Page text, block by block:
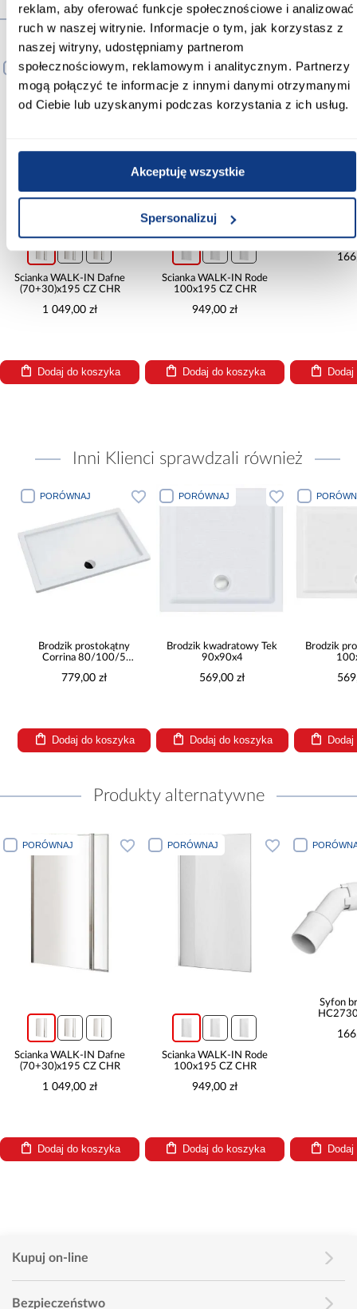
reklam, aby oferować funkcje społecznościowe i analizować
ruch w naszej witrynie. Informacje o tym, jak korzystasz z
naszej witryny, udostępniamy partnerom
społecznościowym, reklamowym i analitycznym. Partnerzy
mogą połączyć te informacje z innymi danymi otrzymanymi
od Ciebie lub uzyskanymi podczas korzystania z ich usług.
Akceptuję wszystkie
Spersonalizuj
Produkty alternatywne
PORÓWNAJ
Ścianka WALK-IN Dafne
(70+30)x195 CZ CHR
1 049,00 zł
Dodaj do koszyka
PORÓWNAJ
Ścianka WALK-IN Rode
100x195 CZ CHR
949,00 zł
Dodaj do koszyka
Inni Klienci sprawdzali również
PORÓWNAJ
Brodzik prostokątny
Corrina 80/100/5
779,00 zł
Dodaj do koszyka
PORÓWNAJ
Brodzik kwadratowy Tek
90x90x4
569,00 zł
Dodaj do koszyka
Brodzik
Produkty alternatywne
PORÓWNAJ
Ścianka WALK-IN Dafne
(70+30)x195 CZ CHR
1 049,00 zł
Dodaj do koszyka
PORÓWNAJ
Ścianka WALK-IN Rode
100x195 CZ CHR
949,00 zł
Dodaj do koszyka
Syfon
Kupuj on-line
Bezpieczeństwo